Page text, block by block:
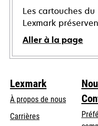
Les cartouches
Lexmark
Aller à la page
Lexmark
À propos de nous
Carrières